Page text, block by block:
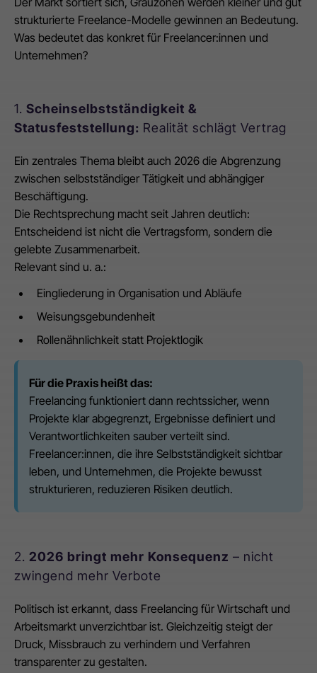
strukturierte Freelance-Modelle gewinnen an Bedeutung.
Was bedeutet das konkret für Freelancer:innen und
Unternehmen?
1. Scheinselbstständigkeit &
Statusfeststellung: Realität schlägt Vertrag
Ein zentrales Thema bleibt auch 2026 die Abgrenzung
zwischen selbstständiger Tätigkeit und abhängiger
Beschäftigung.
Die Rechtsprechung macht seit Jahren deutlich:
Entscheidend ist nicht die Vertragsform, sondern die
gelebte Zusammenarbeit.
Relevant sind u. a.:
Eingliederung in Organisation und Abläufe
Weisungsgebundenheit
Rollenähnlichkeit statt Projektlogik
Für die Praxis heißt das:
Freelancing funktioniert dann rechtssicher, wenn
Projekte klar abgegrenzt, Ergebnisse definiert und
Verantwortlichkeiten sauber verteilt sind.
Freelancer:innen, die ihre Selbstständigkeit sichtbar
leben, und Unternehmen, die Projekte bewusst
strukturieren, reduzieren Risiken deutlich.
2. 2026 bringt mehr Konsequenz – nicht
zwingend mehr Verbote
Politisch ist erkannt, dass Freelancing für Wirtschaft und
Arbeitsmarkt unverzichtbar ist. Gleichzeitig steigt der
Druck, Missbrauch zu verhindern und Verfahren
transparenter zu gestalten.